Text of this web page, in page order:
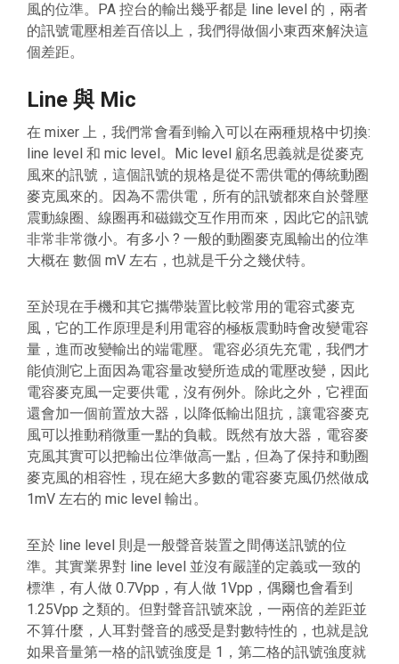
風的位準。PA 控台的輸出幾乎都是 line level 的，兩者
的訊號電壓相差百倍以上，我們得做個小東西來解決這
個差距。
Line 與 Mic
在 mixer 上，我們常會看到輸入可以在兩種規格中切換:
line level 和 mic level。Mic level 顧名思義就是從麥克
風來的訊號，這個訊號的規格是從不需供電的傳統動圈
麥克風來的。因為不需供電，所有的訊號都來自於聲壓
震動線圈、線圈再和磁鐵交互作用而來，因此它的訊號
非常非常微小。有多小 ? 一般的動圈麥克風輸出的位準
大概在 數個 mV 左右，也就是千分之幾伏特。
至於現在手機和其它攜帶裝置比較常用的電容式麥克
風，它的工作原理是利用電容的極板震動時會改變電容
量，進而改變輸出的端電壓。電容必須先充電，我們才
能偵測它上面因為電容量改變所造成的電壓改變，因此
電容麥克風一定要供電，沒有例外。除此之外，它裡面
還會加一個前置放大器，以降低輸出阻抗，讓電容麥克
風可以推動稍微重一點的負載。既然有放大器，電容麥
克風其實可以把輸出位準做高一點，但為了保持和動圈
麥克風的相容性，現在絕大多數的電容麥克風仍然做成
1mV 左右的 mic level 輸出。
至於 line level 則是一般聲音裝置之間傳送訊號的位
準。其實業界對 line level 並沒有嚴謹的定義或一致的
標準，有人做 0.7Vpp，有人做 1Vpp，偶爾也會看到
1.25Vpp 之類的。但對聲音訊號來說，一兩倍的差距並
不算什麼，人耳對聲音的感受是對數特性的，也就是說
如果音量第一格的訊號強度是 1，第二格的訊號強度就